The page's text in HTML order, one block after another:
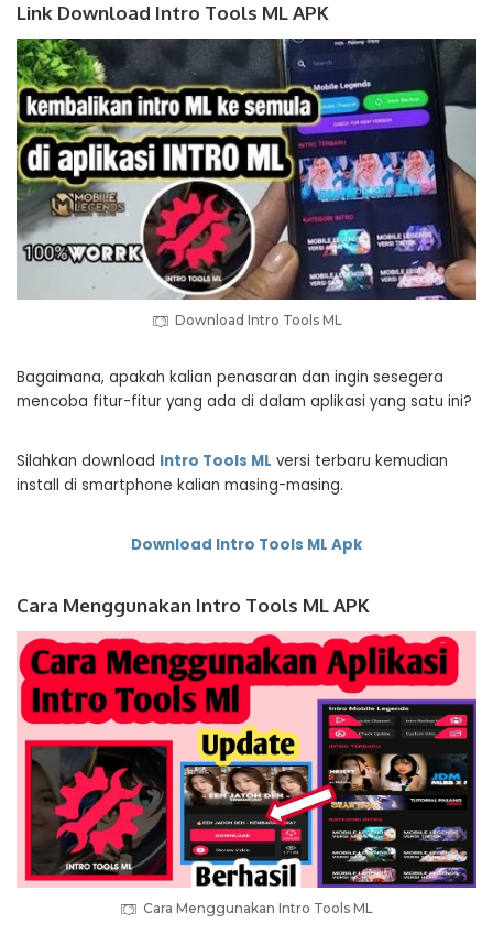
Link Download Intro Tools ML APK
Download Intro Tools ML
Bagaimana, apakah kalian penasaran dan ingin sesegera
mencoba fitur-fitur yang ada di dalam aplikasi yang satu ini?
Silahkan download Intro Tools ML versi terbaru kemudian
install di smartphone kalian masing-masing.
Download Intro Tools ML Apk
Cara Menggunakan Intro Tools ML APK
Cara Menggunakan Intro Tools ML